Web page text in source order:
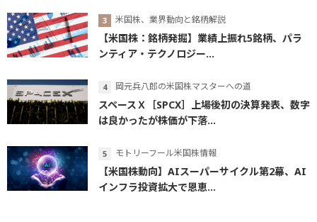
米国株、業界動向と銘柄解説
【米国株：銘柄発掘】業績上振れ5銘柄、パラ
ンティア・テクノロジー...
岡元兵八郎の米国株マスターへの道
スペースＸ［SPCX］上場後初の決算発表、数字
は良かったが株価が下落...
モトリーフール米国株情報
【米国株動向】AIスーパーサイクル第2幕、AI
インフラ投資拡大で恩恵...